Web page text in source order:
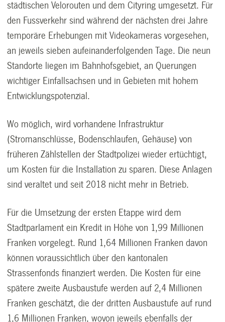
städtischen Velorouten und dem Cityring umgesetzt. Für
den Fussverkehr sind während der nächsten drei Jahre
temporäre Erhebungen mit Videokameras vorgesehen,
an jeweils sieben aufeinanderfolgenden Tage. Die neun
Standorte liegen im Bahnhofsgebiet, an Querungen
wichtiger Einfallsachsen und in Gebieten mit hohem
Entwicklungspotenzial.
Wo möglich, wird vorhandene Infrastruktur
(Stromanschlüsse, Bodenschlaufen, Gehäuse) von
früheren Zählstellen der Stadtpolizei wieder ertüchtigt,
um Kosten für die Installation zu sparen. Diese Anlagen
sind veraltet und seit 2018 nicht mehr in Betrieb.
Für die Umsetzung der ersten Etappe wird dem
Stadtparlament ein Kredit in Höhe von 1,99 Millionen
Franken vorgelegt. Rund 1,64 Millionen Franken davon
können voraussichtlich über den kantonalen
Strassenfonds finanziert werden. Die Kosten für eine
spätere zweite Ausbaustufe werden auf 2,4 Millionen
Franken geschätzt, die der dritten Ausbaustufe auf rund
1,6 Millionen Franken, wovon jeweils ebenfalls der